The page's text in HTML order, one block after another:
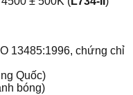
13485:1996, chứng chỉ
Quốc)
bóng)